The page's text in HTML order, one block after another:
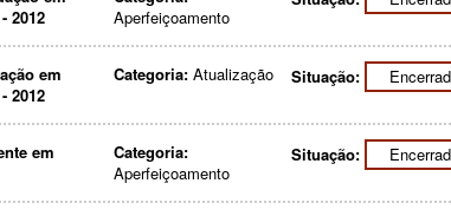
2012
Aperfeiçoamento
em
2012
Categoria: Atualização Situação:
em
Categoria:
Aperfeiçoamento
Situação: